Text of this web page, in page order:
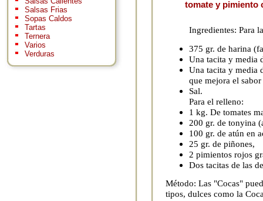
Salsas Frias
Sopas Caldos
Tartas
Ternera
Varios
Verduras
tomate y pimiento
Ingredientes: Para
375 gr. de harina
Una tacita y media
Una tacita y media
que mejora el
Sal.
Para el relleno:
1 kg. De tomates
200 gr. de tonyina
100 gr. de atún en
25 gr. de piñones,
2 pimientos rojos
Dos tacitas de las
Método: Las "Cocas"
tipos, dulces como la